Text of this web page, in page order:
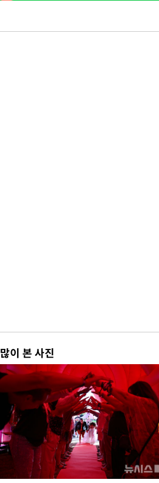
많이 본 사진